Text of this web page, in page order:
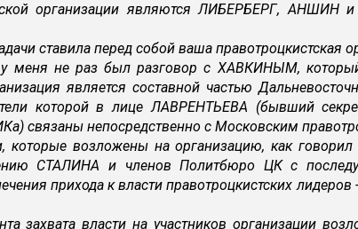
организации являются ЛИБЕРБЕРГ, АНШИН и
ставила перед собой ваша правотроцкистская
меня не раз был разговор с ХАВКИНЫМ,
является составной частью
которой в лице ЛАВРЕНТЬЕВА (бывший
связаны непосредственно с Московским
которые возложены на организацию, как
СТАЛИНА и членов Политбюро ЦК с
прихода к власти правотроцкистских
захвата власти на участников организации